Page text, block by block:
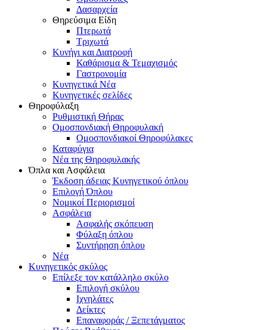
Δασαρχεία
Θηρεύσιμα Είδη
Πτερωτά
Τριχωτά
Κυνήγι και Διατροφή
Καθάρισμα & Τεμαχισμός
Γαστρονομία
Κυνηγετικά Νέα
Κυνηγετικές σελίδες
Θηροφύλαξη
Ρυθμιστική Θήρας
Ομοσπονδιακή Θηροφυλακή
Oμοσπονδιακοί Θηροφύλακες
Καταφύγια
Νέα της Θηροφυλακής
Όπλα και Ασφάλεια
Έκδοση άδειας Κυνηγετικού όπλου
Επιλογή Όπλου
Νομικοί Περιορισμοί
Ασφάλεια
Ασφαλής σκόπευση
Φύλαξη όπλου
Συντήρηση όπλου
Νέα
Κυνηγετικός σκύλος
Επίλεξε τον κατάλληλο σκύλο
Επιλογή σκύλου
Ιχνηλάτες
Δείκτες
Επαναφοράς / Ξεπετάγματος